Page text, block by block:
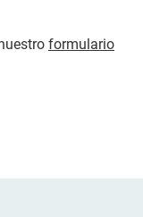
formulario